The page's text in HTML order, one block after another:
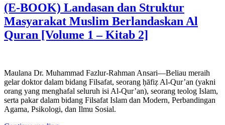
(E-BOOK) Landasan dan Struktur
Masyarakat Muslim Berlandaskan Al
Quran [Volume 1 – Kitab 2]
Maulana Dr. Muhammad Fazlur-Rahman Ansari—Beliau meraih
gelar doktor dalam bidang Filsafat, seorang ḥāfiẓ Al-Qur’an (yakni
orang yang menghafal seluruh isi Al-Qur’an), seorang teolog Islam,
serta pakar dalam bidang Filsafat Islam dan Modern, Perbandingan
Agama, Psikologi, dan Ilmu Sosial.